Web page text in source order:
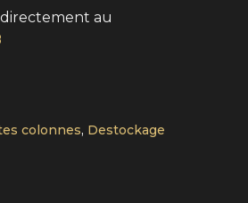
au
colonnes, Destockage